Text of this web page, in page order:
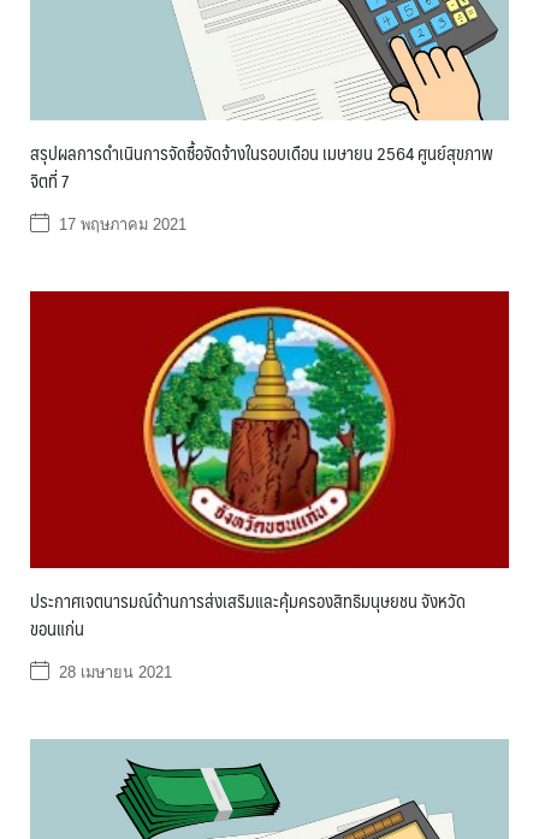
สรุปผลการดำเนินการจัดซื้อจัดจ้างในรอบเดือน เมษายน 2564 ศูนย์สุขภาพ
จิตที่ 7
17 พฤษภาคม 2021
ประกาศเจตนารมณ์ด้านการส่งเสริมและคุ้มครองสิทธิมนุษยชน จังหวัด
ขอนแก่น
28 เมษายน 2021